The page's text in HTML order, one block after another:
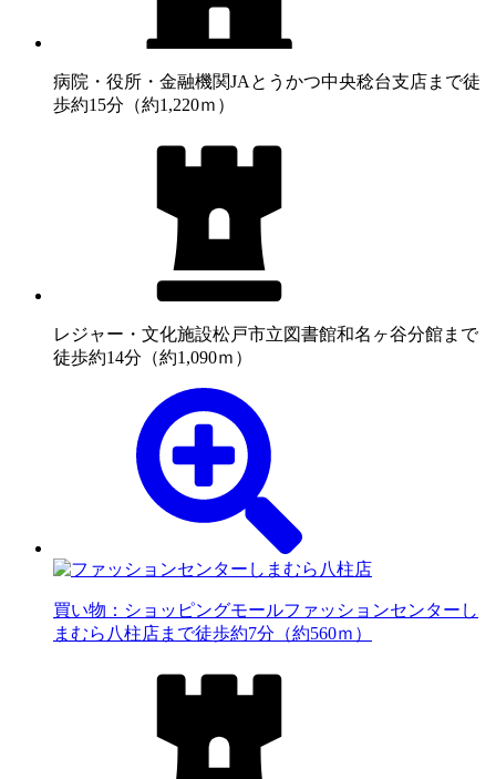
病院・役所・金融機関JAとうかつ中央稔台支店まで徒
歩約15分（約1,220ｍ）
レジャー・文化施設松戸市立図書館和名ヶ谷分館まで
徒歩約14分（約1,090ｍ）
買い物：ショッピングモールファッションセンターし
まむら八柱店まで徒歩約7分（約560ｍ）